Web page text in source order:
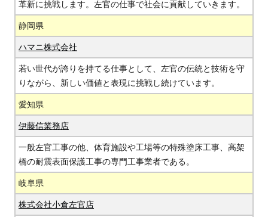
革新に挑戦します。左官の仕事で社会に貢献していきます。
静岡県
ハマニ株式会社
若い世代が誇りを持てる仕事として、左官の伝統と技術を守
りながら、新しい価値と表現に挑戦し続けています。
愛知県
伊藤信業務店
一般左官工事の他、体育施設や工場等の特殊塗床工事、高架
橋の耐震表面保護工事の専門工事業者である。
岐阜県
株式会社小倉左官店